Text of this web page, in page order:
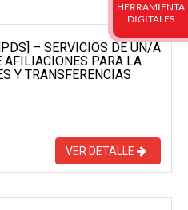
– SERVICIOS DE UN/A
PARA LA
Y TRANSFERENCIAS
VER DETALLE
HERRAMIENTA
DIGITALES